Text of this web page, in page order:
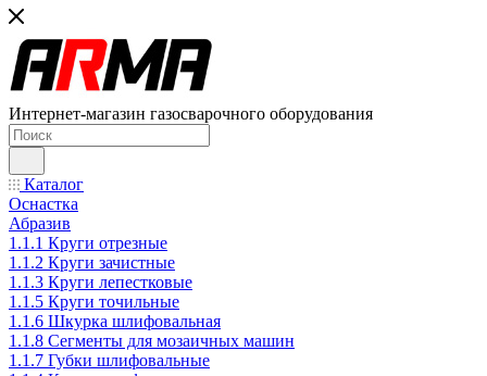
Интернет-магазин газосварочного оборудования
Каталог
Оснастка
Абразив
1.1.1 Круги отрезные
1.1.2 Круги зачистные
1.1.3 Круги лепестковые
1.1.5 Круги точильные
1.1.6 Шкурка шлифовальная
1.1.8 Сегменты для мозаичных машин
1.1.7 Губки шлифовальные